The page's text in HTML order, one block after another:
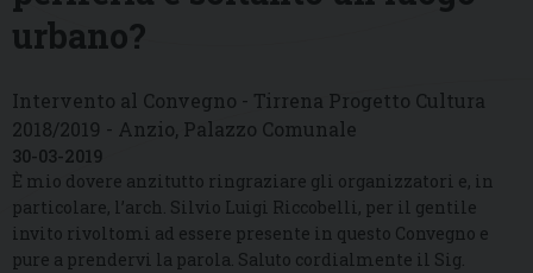
urbano?
Intervento al Convegno - Tirrena Progetto Cultura
2018/2019 - Anzio, Palazzo Comunale
30-03-2019
È mio dovere anzitutto ringraziare gli organizzatori e, in
particolare, l’arch. Silvio Luigi Riccobelli, per il gentile
invito rivoltomi ad essere presente in questo Convegno e
pure a prendervi la parola. Saluto cordialmente il Sig.